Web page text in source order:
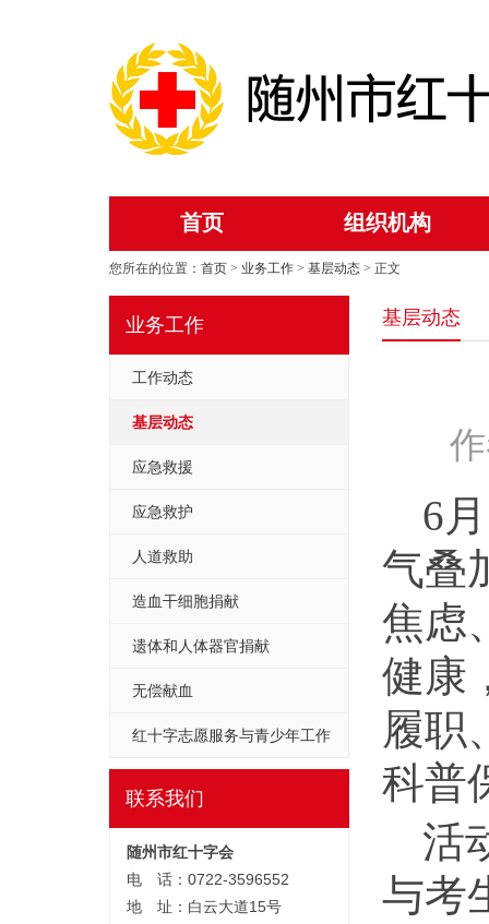
首页 组织机构
您所在的位置： 首页 > 业务工作 > 基层动态 > 正文
业务工作
工作动态
基层动态
应急救援
应急救护
人道救助
造血干细胞捐献
遗体和人体器官捐献
无偿献血
红十字志愿服务与青少年工作
联系我们
随州市红十字会
电 话：0722-3596552
地 址：白云大道15号
基层动态
6
气叠
焦虑
健康
履职
科普
活
与考